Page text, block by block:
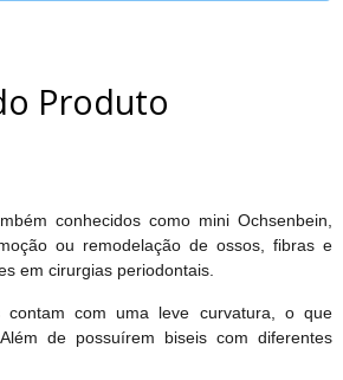
Produto
conhecidos como mini Ochsenbein,
ou remodelação de ossos, fibras e
em cirurgias periodontais.
contam com uma leve curvatura, o que
de possuírem biseis com diferentes